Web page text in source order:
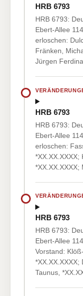
HRB 6793
HRB 6793:
Ebert-Allee
erloschen:
Fränken,
Jürgen
HRB 6793
HRB 6793:
Ebert-Allee
erloschen:
*XX.XX.XXXX;
*XX.XX.XXXX;
HRB 6793
HRB 6793:
Ebert-Allee
Vorstand:
*XX.XX.XXXX;
Taunus,